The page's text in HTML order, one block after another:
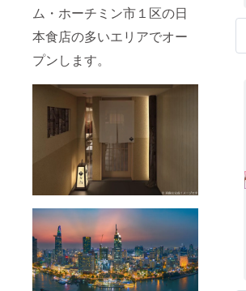
ム・ホーチミン市１区の日
本食店の多いエリアでオー
プンします。